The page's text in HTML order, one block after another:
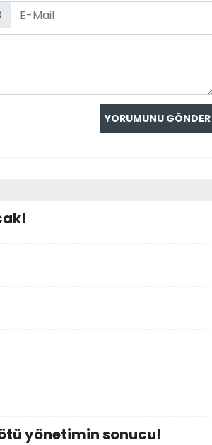
yönetimin sonucu!